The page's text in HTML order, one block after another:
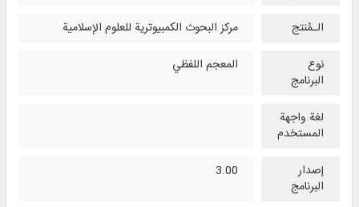
الـمُنتج
مركز البحوث الكمبيوترية للعلوم الإسلامية
نوع
البرنامج
المعجم اللفظي
لغة واجهة
المستخدم
إصدار
البرنامج
3.00